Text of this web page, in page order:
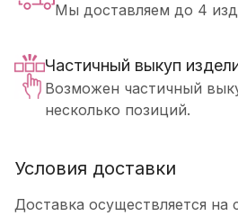
Мы доставляем до 4
Частичный выкуп
Возможен частичный
несколько позиций.
Условия доставки
Доставка осуществляется